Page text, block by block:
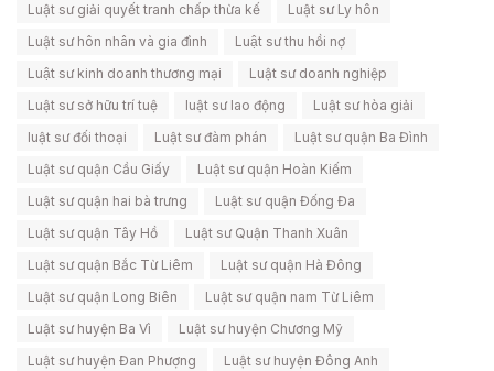
Luật sư giải quyết tranh chấp thừa kế
Luật sư Ly hôn
Luật sư hôn nhân và gia đình
Luật sư thu hồi nợ
Luật sư kinh doanh thương mại
Luật sư doanh nghiệp
Luật sư sở hữu trí tuệ
luật sư lao động
Luật sư hòa giải
luật sư đối thoại
Luật sư đàm phán
Luật sư quận Ba Đình
Luật sư quận Cầu Giấy
Luật sư quận Hoàn Kiếm
Luật sư quận hai bà trưng
Luật sư quận Đống Đa
Luật sư quận Tây Hồ
Luật sư Quận Thanh Xuân
Luật sư quận Bắc Từ Liêm
Luật sư quận Hà Đông
Luật sư quận Long Biên
Luật sư quận nam Từ Liêm
Luật sư huyện Ba Vì
Luật sư huyện Chương Mỹ
Luật sư huyện Đan Phượng
Luật sư huyện Đông Anh